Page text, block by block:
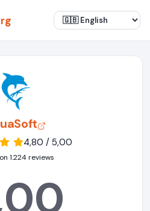
4,80 / 5,00
1.224 reviews